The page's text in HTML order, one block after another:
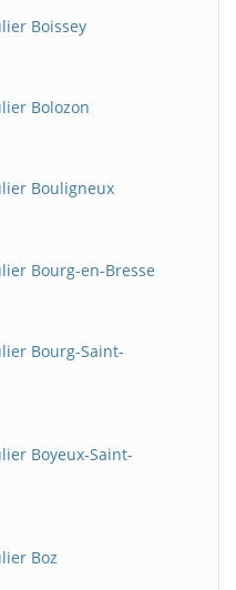
Boissey
Bolozon
Bouligneux
Bourg-en-Bresse
Bourg-Saint-
Boyeux-Saint-
Boz